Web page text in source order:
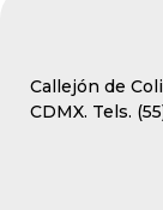
Callejón de
CDMX. Tels.